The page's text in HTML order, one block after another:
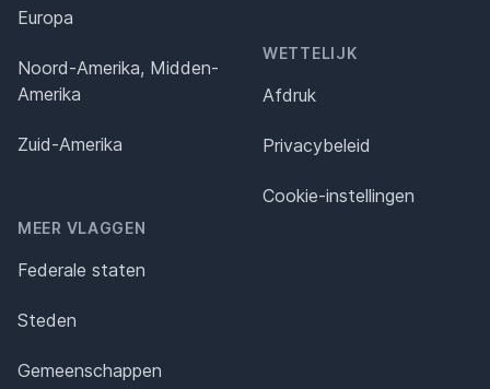
Europa
Noord-Amerika, Midden-
Amerika
Zuid-Amerika
MEER VLAGGEN
Federale staten
Steden
Gemeenschappen
WETTELIJK
Afdruk
Privacybeleid
Cookie-instellingen